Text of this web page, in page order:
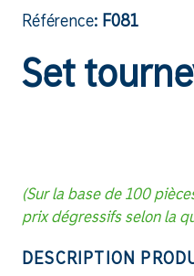
Référence: F081
Set
(Sur la base de 100
prix dégressifs selon la
DESCRIPTION